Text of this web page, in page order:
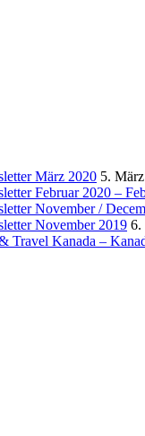
März 2020 5.
Februar 2020 –
November /
November 2019 6.
Travel Kanada –